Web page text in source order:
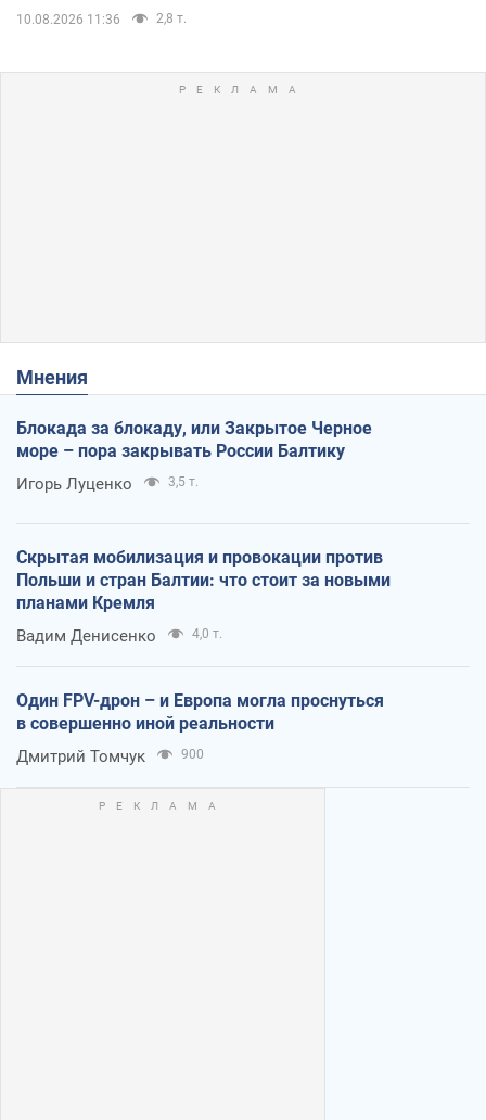
10.08.2026 11:36 2,8 т.
Мнения
Блокада за блокаду, или Закрытое Черное
море – пора закрывать России Балтику
Игорь Луценко 3,5 т.
Скрытая мобилизация и провокации против
Польши и стран Балтии: что стоит за новыми
планами Кремля
Вадим Денисенко 4,0 т.
Один FPV-дрон – и Европа могла проснуться
в совершенно иной реальности
Дмитрий Томчук 900